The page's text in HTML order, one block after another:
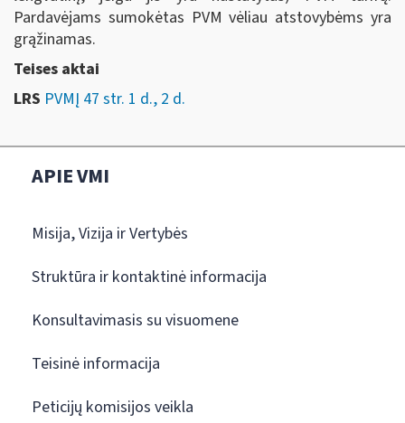
Pardavėjams sumokėtas PVM vėliau atstovybėms yra
grąžinamas.
Teises aktai
LRS PVMĮ 47 str. 1 d., 2 d.
APIE VMI
Misija, Vizija ir Vertybės
Struktūra ir kontaktinė informacija
Konsultavimasis su visuomene
Teisinė informacija
Peticijų komisijos veikla